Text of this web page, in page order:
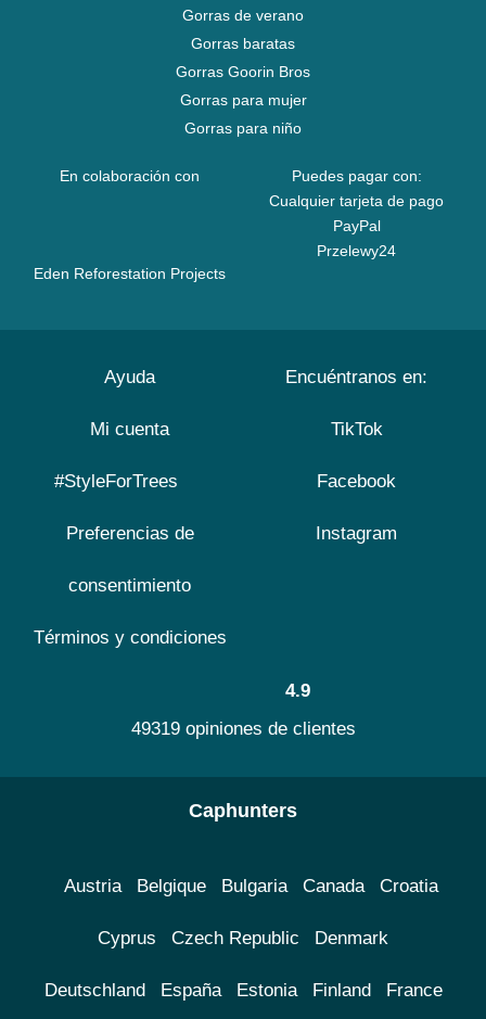
Gorras de verano
Gorras baratas
Gorras Goorin Bros
Gorras para mujer
Gorras para niño
En colaboración con
Eden Reforestation Projects
Puedes pagar con:
Cualquier tarjeta de pago
PayPal
Przelewy24
Ayuda
Mi cuenta
#StyleForTrees
Preferencias de
consentimiento
Términos y condiciones
Encuéntranos en:
TikTok
Facebook
Instagram
4.9
49319 opiniones de clientes
Caphunters
Austria Belgique Bulgaria Canada Croatia
Cyprus Czech Republic Denmark
Deutschland España Estonia Finland France